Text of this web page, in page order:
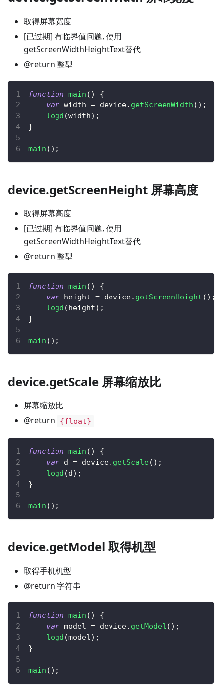
取得屏幕宽度
[已过期] 有临界值问题, 使用
getScreenWidthHeightText替代
@return 整型
function main ( )
{
var width = device. getScreenWidth ( ) ;
logd (width) ;
}
main ( ) ;
device.getScreenHeight 屏幕高度
取得屏幕高度
[已过期] 有临界值问题, 使用
getScreenWidthHeightText替代
@return 整型
function main ( )
{
var height = device. getScreenHeight ( ) ;
logd ( height) ;
}
main ( ) ;
device.getScale 屏幕缩放比
屏幕缩放比
@return
{float}
function main ( )
{
var d = device. getScale( ) ;
logd (d) ;
}
main ( ) ;
device.getModel 取得机型
取得手机机型
@return 字符串
function main ( )
{
var model = device. getModel ( ) ;
logd (model) ;
}
main ( ) ;